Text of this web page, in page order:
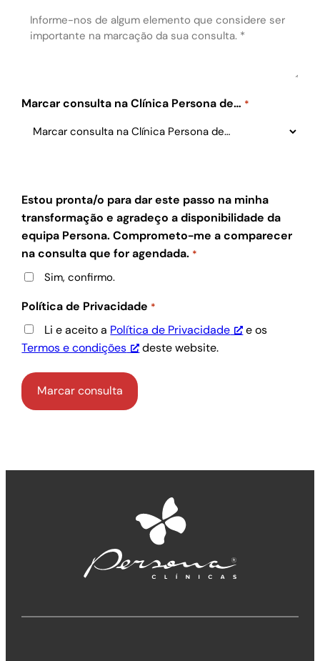
Marcar consulta na Clínica Persona de… *
Estou pronta/o para dar este passo na minha
transformação e agradeço a disponibilidade da
equipa Persona. Comprometo-me a comparecer
na consulta que for agendada. *
Sim, confirmo.
Política de Privacidade *
Li e aceito a Política de Privacidade
e os
Termos e condições
deste website.